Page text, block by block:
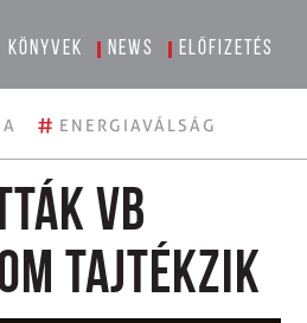
könyvek News Előfizetés
# ENERGIAVÁLSÁG
vb
tajtékzik